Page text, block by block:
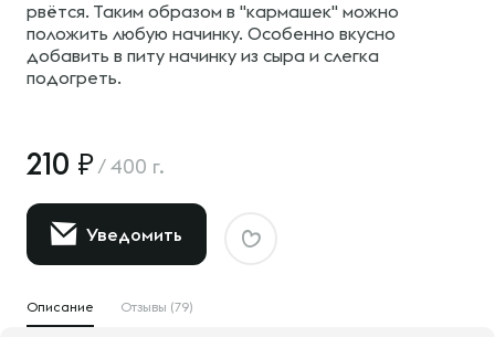
рвётся. Таким образом в "кармашек" можно
положить любую начинку. Особенно вкусно
добавить в питу начинку из сыра и слегка
подогреть.
210 / 400 г.
Уведомить
Описание Отзывы (79)